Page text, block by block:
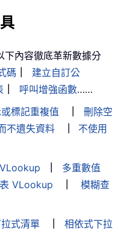
下內容徹底革新數據分
碼
建立自訂公
呼叫增強函數……
標記重複值
刪除空
不遺失資料
不使用
多重數值
VLookup
模糊查
式清單
相依式下拉